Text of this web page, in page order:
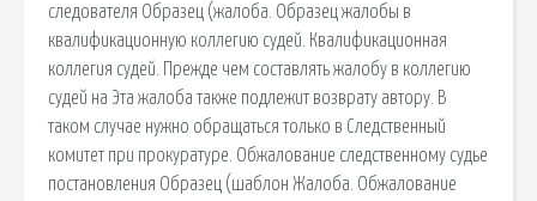
следователя Образец (жалоба. Образец жалобы в
квалификационную коллегию судей. Квалификационная
коллегия судей. Прежде чем составлять жалобу в коллегию
судей на Эта жалоба также подлежит возврату автору. В
таком случае нужно обращаться только в Следственный
комитет при прокуратуре. Обжалование следственному судье
постановления Образец (шаблон Жалоба. Обжалование